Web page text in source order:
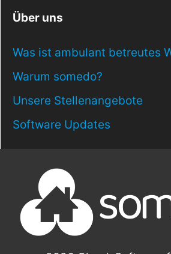
Über uns
Was ist ambulant betreutes
Warum somedo?
Unsere Stellenangebote
Software Updates